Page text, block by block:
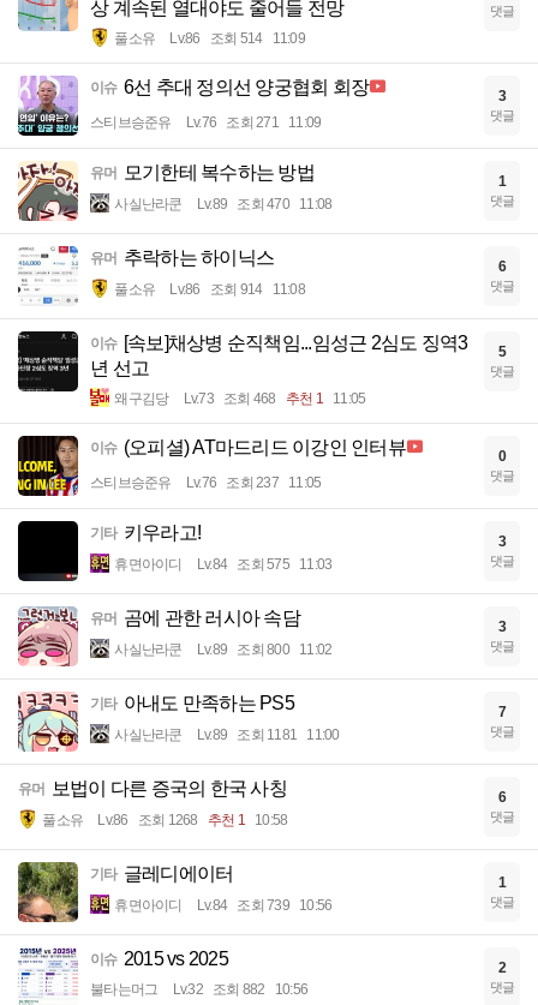
상 계속된 열대야도 줄어들 전망
풀소유 Lv.86 조회 514 11:09
댓글
이슈 6선 추대 정의선 양궁협회 회장
스티브승준유 Lv.76 조회 271 11:09
3
댓글
유머 모기한테 복수하는 방법
사실난라쿤 Lv.89 조회 470 11:08
1
댓글
유머 추락하는 하이닉스
풀소유 Lv.86 조회 914 11:08
6
댓글
이슈 [속보]채상병 순직책임...임성근 2심도 징역3
년 선고
왜구김당 Lv.73 조회 468 추천 1 11:05
5
댓글
이슈 (오피셜) AT마드리드 이강인 인터뷰
스티브승준유 Lv.76 조회 237 11:05
0
댓글
기타 키우라고!
휴면아이디 Lv.84 조회 575 11:03
3
댓글
유머 곰에 관한 러시아 속담
사실난라쿤 Lv.89 조회 800 11:02
3
댓글
기타 아내도 만족하는 PS5
사실난라쿤 Lv.89 조회 1181 11:00
7
댓글
유머 보법이 다른 증국의 한국 사칭
풀소유 Lv.86 조회 1268 추천 1 10:58
6
댓글
기타 글레디에이터
휴면아이디 Lv.84 조회 739 10:56
1
댓글
이슈 2015 vs 2025
불타는머그 Lv.32 조회 882 10:56
2
댓글